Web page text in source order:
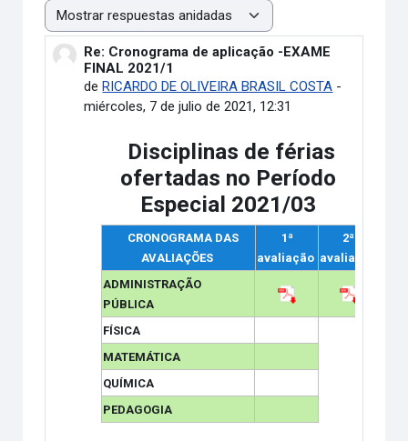
Mostrar modo
Re: Cronograma de aplicação -EXAME
FINAL 2021/1
deRICARDO DE OLIVEIRA BRASIL COSTA -
miércoles, 7 de julio de 2021, 12:31
Número de respuestas: 0
Disciplinas de férias
ofertadas no Período
Especial 2021/03
CRONOGRAMA DAS
AVALIAÇÕES
1ª
avaliação
2ª
avaliação
ADMINISTRAÇÃO
PÚBLICA
FÍSICA
MATEMÁTICA
QUÍMICA
PEDAGOGIA